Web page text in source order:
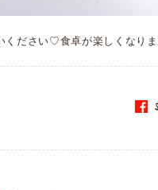
ください♡食卓が楽しくなり